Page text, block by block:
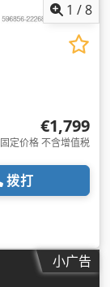
1 /8
€1,799
固定价格 不含增值税
拨打
小广告